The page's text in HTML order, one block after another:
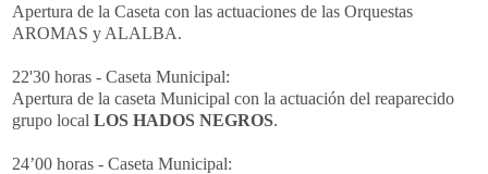
Apertura de la Caseta con las actuaciones de las Orquestas
AROMAS y ALALBA.
22'30 horas - Caseta Municipal:
Apertura de la caseta Municipal con la actuación del reaparecido
grupo local LOS HADOS NEGROS.
24’00 horas - Caseta Municipal: